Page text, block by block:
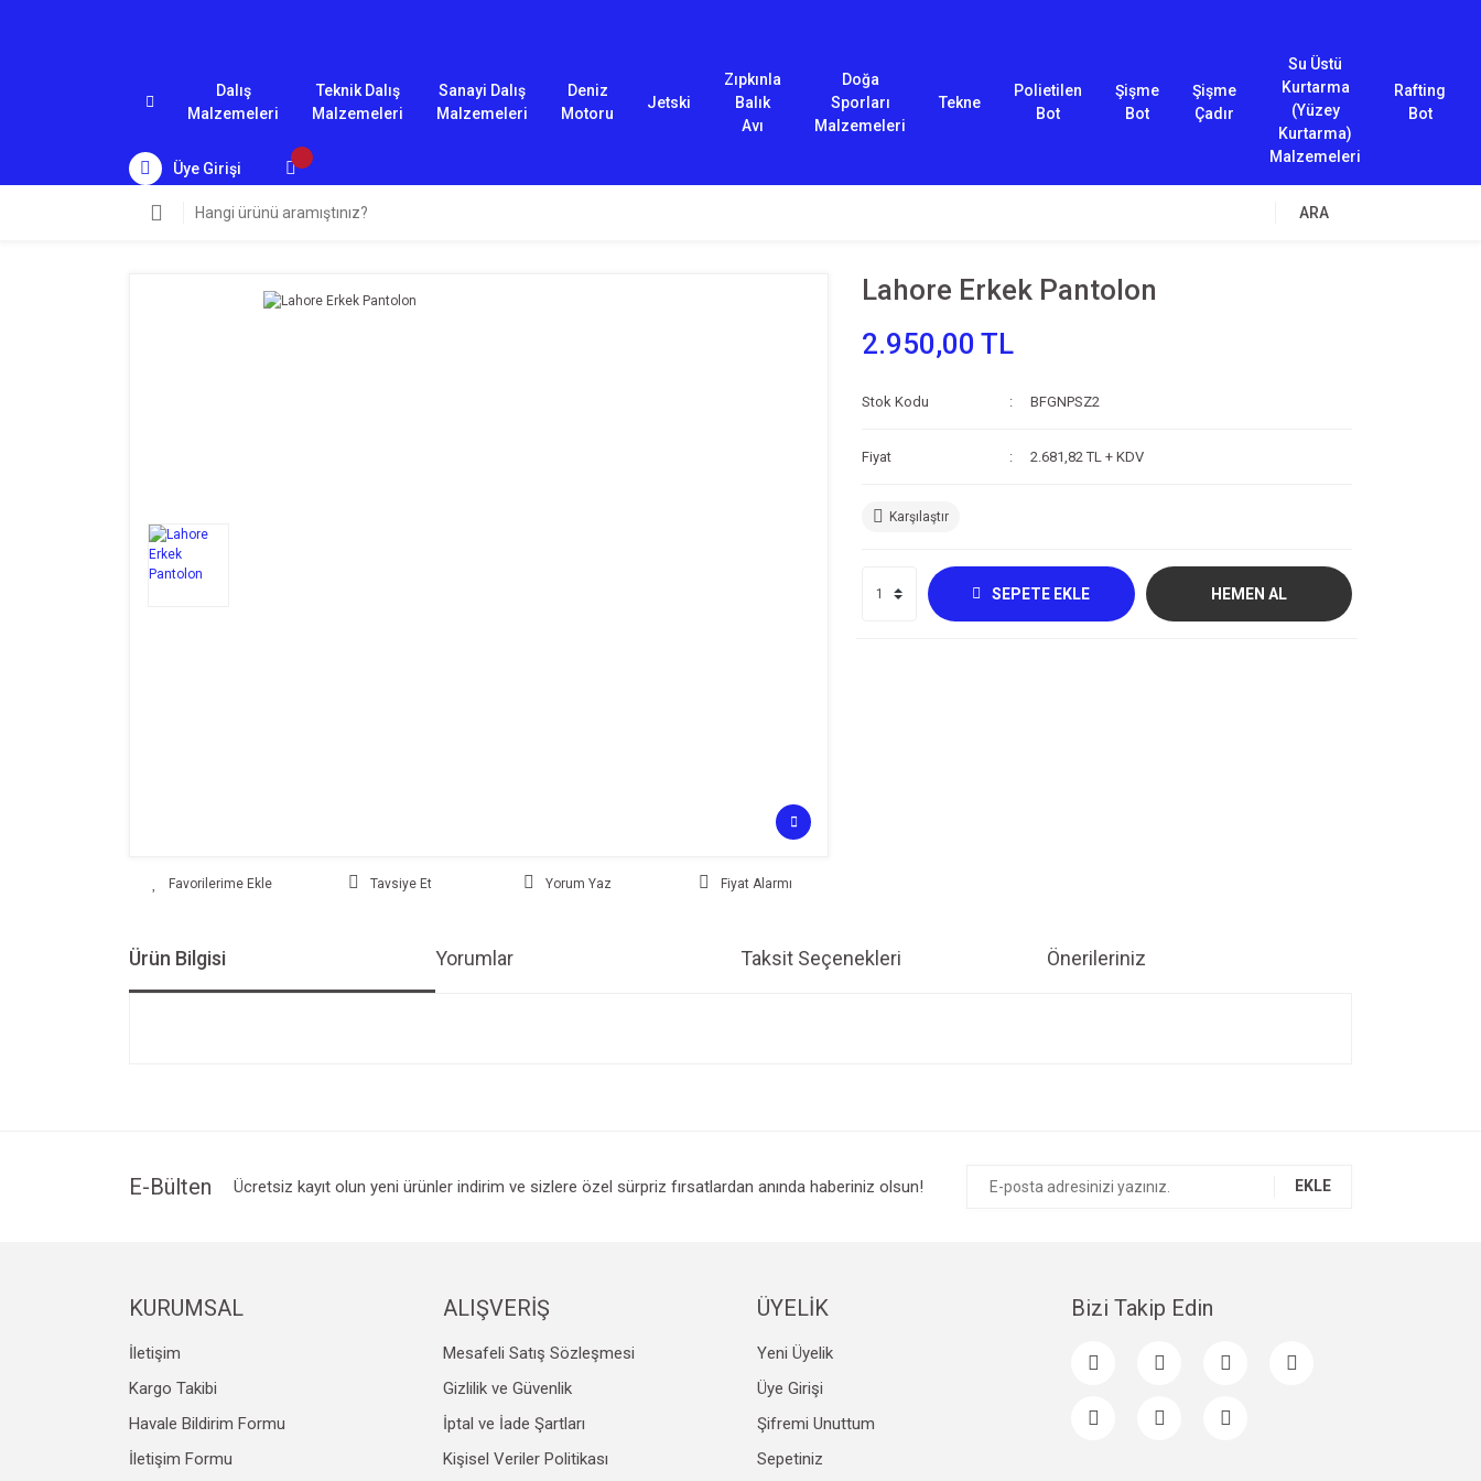
Dalış
Malzemeleri
Teknik Dalış
Malzemeleri
Sanayi Dalış
Malzemeleri
Deniz
Motoru
Jetski
Zıpkınla
Balık
Avı
Doğa
Sporları
Malzemeleri
Tekne
Polietilen
Bot
Şişme
Bot
Şişme
Çadır
Su Üstü
Kurtarma
(Yüzey
Kurtarma)
Malzemeleri
Rafting
Bot
Üye Girişi
ARA
Tavsiye Et Yorum Yaz Fiyat Alarmı
Lahore Erkek Pantolon
2.950,00 TL
Stok Kodu BFGNPSZ2
Fiyat 2.681,82 TL + KDV
Karşılaştır
SEPETE EKLE HEMEN AL
Ürün Bilgisi Yorumlar Taksit Seçenekleri Önerileriniz
Ürün bilgilerinde hatalar bulunuyor.
Gönder
E-Bülten Ücretsiz kayıt olun yeni ürünler indirim ve sizlere özel sürpriz fırsatlardan anında haberiniz olsun! EKLE
KURUMSAL
İletişim
Kargo Takibi
Havale Bildirim Formu
İletişim Formu
ALIŞVERİŞ
Mesafeli Satış Sözleşmesi
Gizlilik ve Güvenlik
İptal ve İade Şartları
Kişisel Veriler Politikası
ÜYELİK
Yeni Üyelik
Üye Girişi
Şifremi Unuttum
Sepetiniz
Bizi Takip Edin